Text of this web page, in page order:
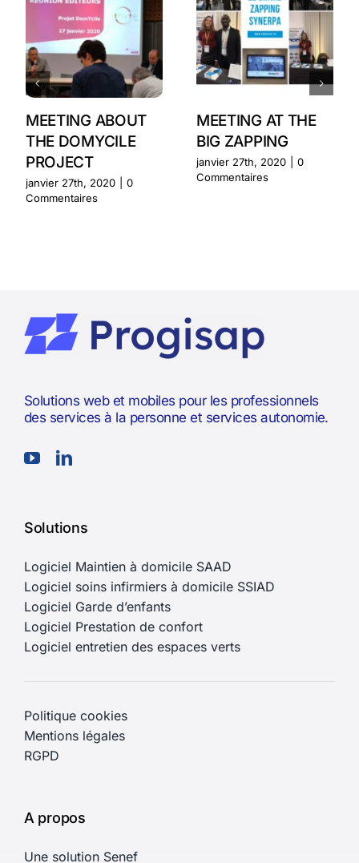
MEETING ABOUT
THE DOMYCILE
PROJECT
janvier 27th, 2020
0
Commentaires
MEETING AT THE
BIG ZAPPING
janvier 27th, 2020
0
Commentaires
Solutions web et mobiles pour les professionnels
des services à la personne et services autonomie.
Solutions
Logiciel Maintien à domicile SAAD
Logiciel soins infirmiers à domicile SSIAD
Logiciel Garde d’enfants
Logiciel Prestation de confort
Logiciel entretien des espaces verts
Politique cookies
Mentions légales
RGPD
A propos
Une solution Senef